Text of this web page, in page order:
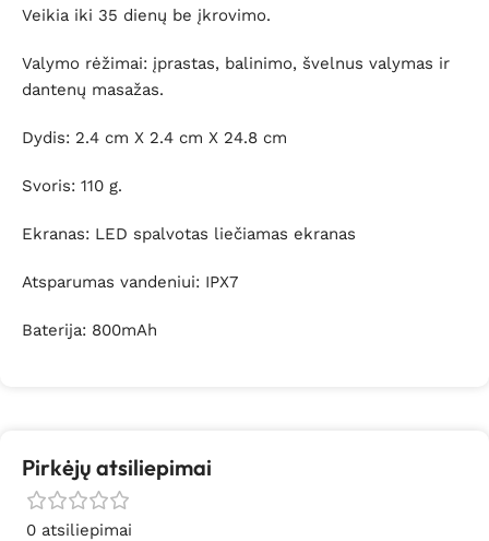
Veikia iki 35 dienų be įkrovimo.
Valymo rėžimai: įprastas, balinimo, švelnus valymas ir
dantenų masažas.
Dydis: 2.4 cm X 2.4 cm X 24.8 cm
Svoris: 110 g.
Ekranas: LED spalvotas liečiamas ekranas
Atsparumas vandeniui: IPX7
Baterija: 800mAh
Pirkėjų atsiliepimai
0 atsiliepimai